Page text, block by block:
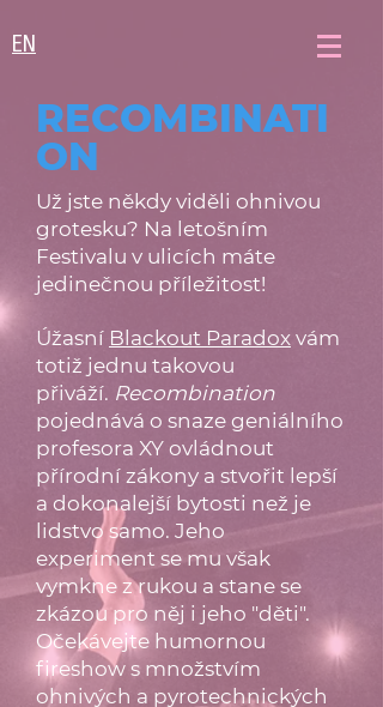
EN
RECOMBINATI
ON
Už jste někdy viděli ohnivou
grotesku? Na letošním
Festivalu v ulicích máte
jedinečnou příležitost!
Úžasní Blackout Paradox vám
totiž jednu takovou
přiváží. Recombination
pojednává o snaze geniálního
profesora XY ovládnout
přírodní zákony a stvořit lepší
a dokonalejší bytosti než je
lidstvo samo. Jeho
experiment se mu však
vymkne z rukou a stane se
zkázou pro něj i jeho "děti".
Očekávejte humornou
fireshow s množstvím
ohnivých a pyrotechnických